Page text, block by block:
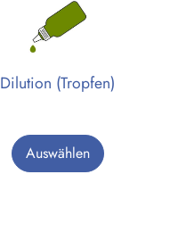
Dilution (Tropfen)
Auswählen